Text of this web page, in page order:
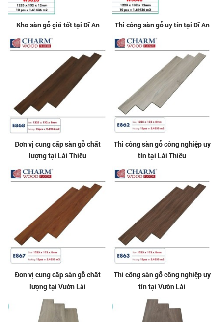
Kho sàn gỗ giá tốt tại Dĩ An Thi công sàn gỗ uy tín tại Dĩ An
Đơn vị cung cấp sàn gỗ chất
lượng tại Lái Thiêu
Thi công sàn gỗ công nghiệp uy
tín tại Lái Thiêu
Đơn vị cung cấp sàn gỗ chất
lượng tại Vườn Lài
Thi công sàn gỗ công nghiệp uy
tín tại Vườn Lài